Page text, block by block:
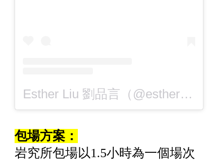
Esther Liu 劉品言（@esther88）分享的貼文
包場方案：
岩究所包場以1.5小時為一個場次